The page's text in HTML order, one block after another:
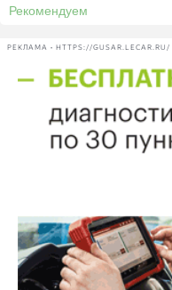
Рекомендуем
РЕКЛАМА • HTTPS://GUSAR.LECAR.RU/